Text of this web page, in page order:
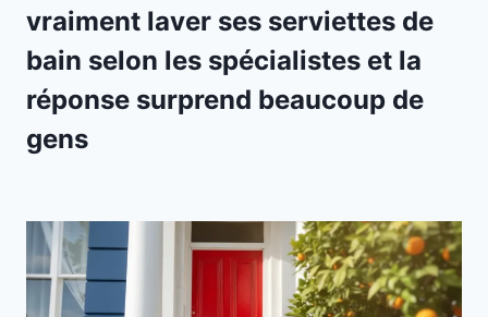
vraiment laver ses serviettes de
bain selon les spécialistes et la
réponse surprend beaucoup de
gens